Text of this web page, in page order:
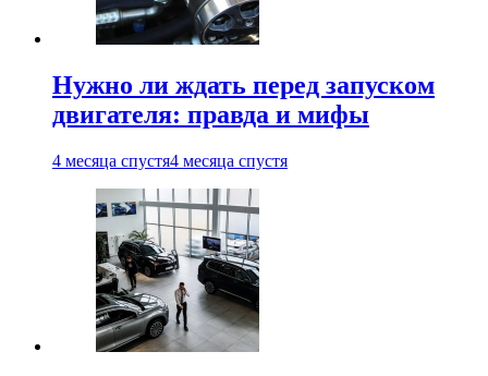
Нужно ли ждать перед запуском
двигателя: правда и мифы
4 месяца спустя4 месяца спустя